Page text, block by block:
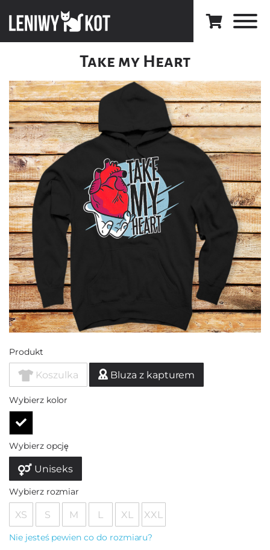
Take my Heart
Produkt
Koszulka Bluza z kapturem
Wybierz kolor
Wybierz opcję
Uniseks
Wybierz rozmiar
XS S M L XL XXL
Nie jesteś pewien co do rozmiaru?